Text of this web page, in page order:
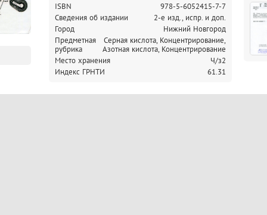
ISBN
978-5-6052415-7-7
Cведения об издании
2-е изд., испр. и доп.
Город
Нижний Новгород
Предметная
рубрика
Серная кислота, Концентрирование,
Азотная кислота, Концентрирование
Место хранения
Ч/з2
Индекс ГРНТИ
61.31